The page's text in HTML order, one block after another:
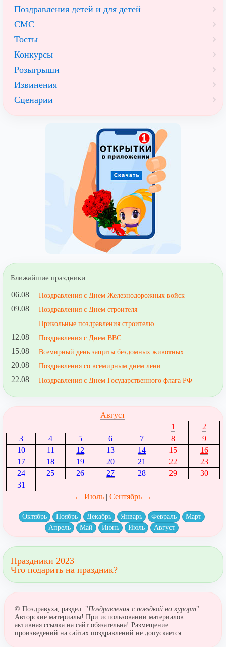
Поздравления детей и для детей
СМС
Тосты
Конкурсы
Розыгрыши
Извинения
Сценарии
Ближайшие праздники
06.08 Поздравления с Днем Железнодорожных войск
09.08
Поздравления с Днем строителя
Прикольные поздравления строителю
12.08 Поздравления с Днем ВВС
15.08 Всемирный день защиты бездомных животных
20.08 Поздравления со всемирным днем лени
22.08 Поздравления с Днем Государственного флага РФ
Август
1
2
3
4 5 6 7 8
9
10
11 12 13 14 15
16
17
18 19 20 21 22
23
24
25 26 27 28 29
30
31
← Июль| Сентябрь →
Октябрь Ноябрь Декабрь Январь Февраль
Март
Апрель
Май Июнь Июль Август
Праздники 2023
Что подарить на праздник?
© Поздравуха, раздел: "Поздравления с поездкой на курорт"
Авторские материалы! При использовании материалов
активная ссылка на сайт обязательна! Размещение
произведений на сайтах поздравлений не допускается.